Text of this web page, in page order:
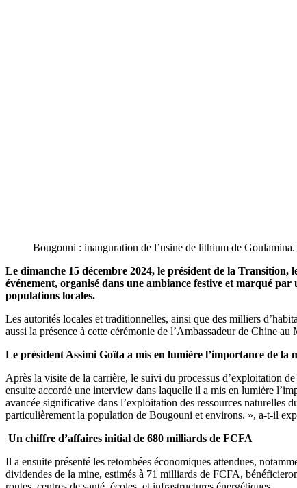
Bougouni : inauguration de l’usine de lithium de
Le dimanche 15 décembre 2024, le président de la Transition,
événement, organisé dans une ambiance festive et marqué
populations locales.
Les autorités locales et traditionnelles, ainsi que des milliers
aussi la présence à cette cérémonie de l’Ambassadeur de Chine
Le président Assimi Goïta a mis en lumière l’importance de
Après la visite de la carrière, le suivi du processus d’exploitation
ensuite accordé une interview dans laquelle il a mis en lumière
avancée significative dans l’exploitation des ressources
particulièrement la population de Bougouni et environs. », a-t-il
Un chiffre d’affaires initial de 680 milliards de FCFA
Il a ensuite présenté les retombées économiques attendues,
dividendes de la mine, estimés à 71 milliards de FCFA,